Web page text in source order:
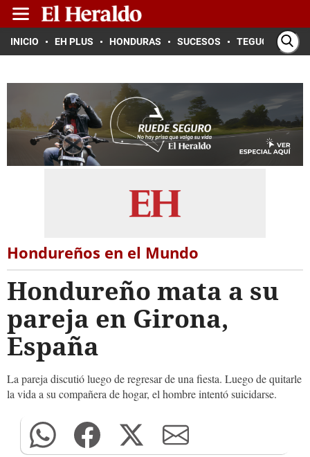
INICIO EH PLUS HONDURAS SUCESOS TEGUCIGALPA
Hondureños en el Mundo
Hondureño mata a su
pareja en Girona,
España
La pareja discutió luego de regresar de una fiesta. Luego de quitarle
la vida a su compañera de hogar, el hombre intentó suicidarse.